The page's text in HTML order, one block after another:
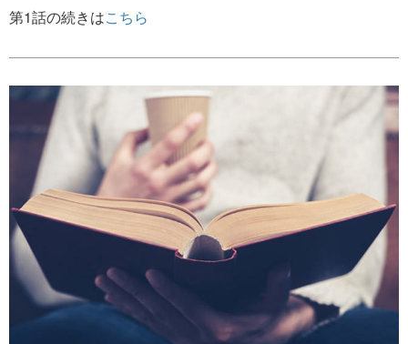
第1話の続きはこちら